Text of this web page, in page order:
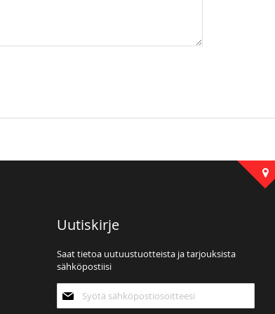
Uutiskirje
Saat tietoa uutuustuotteista ja tarjouksista
sähköpostiisi
uutiskirjeemme: